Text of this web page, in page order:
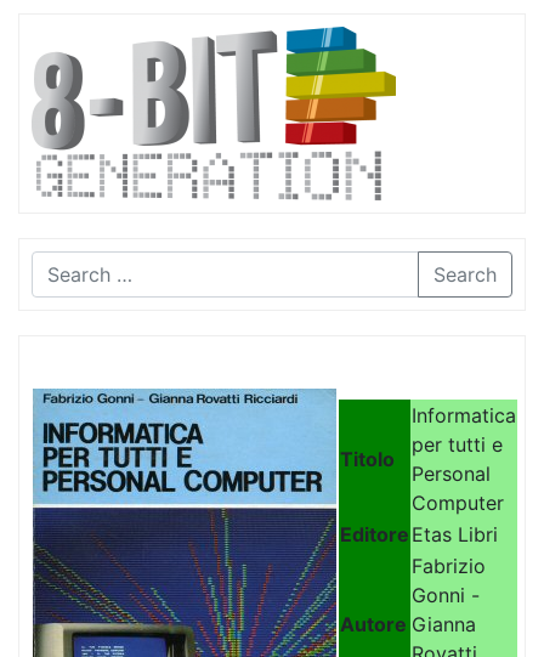
Search
Titolo
Informatica
per tutti e
Personal
Computer
Editore Etas Libri
Autore
Fabrizio
Gonni -
Gianna